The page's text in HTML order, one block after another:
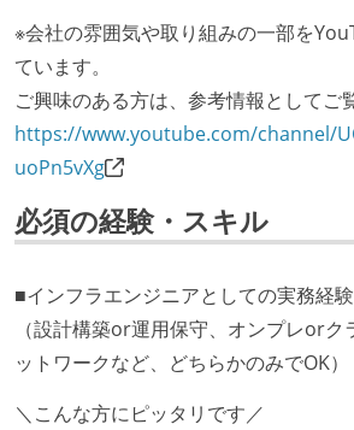
※会社の雰囲気や取り組みの一部を
ています。
ご興味のある方は、参考情報としてご
https://www.youtube.com/channel/
uoPn5vXg
必須の経験・スキル
■インフラエンジニアとしての実務経
（設計構築or運用保守、オンプレor
ットワークなど、どちらかのみでOK）
＼こんな方にピッタリです／